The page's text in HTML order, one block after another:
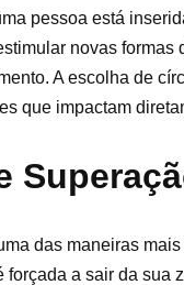
pessoa está
novas
A escolha de
que impactam
das maneiras
forçada a sair da sua